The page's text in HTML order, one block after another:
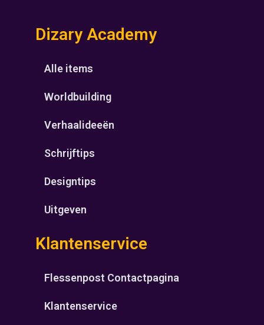
Dizary Academy
Alle items
Worldbuilding
Verhaalideeën
Schrijftips
Designtips
Uitgeven
Klantenservice
Flessenpost Contactpagina
Klantenservice